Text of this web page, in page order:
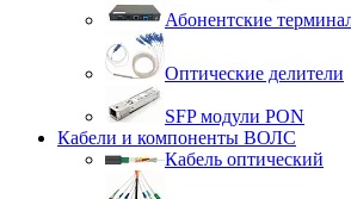
Абонентские
Оптические делители
SFP модули PON
Кабели и компоненты ВОЛС
Кабель оптический